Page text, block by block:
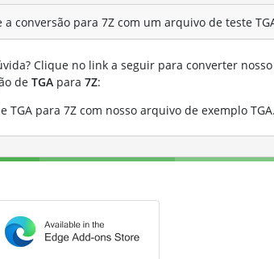
a conversão para 7Z com um arquivo de teste
Clique no link a seguir para converter
de TGA para 7Z:
TGA para 7Z com nosso arquivo de exemplo TGA.